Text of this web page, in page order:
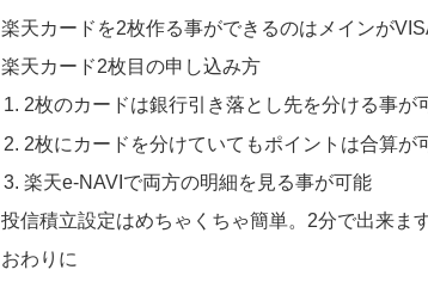
楽天カードを2枚作る事ができるのはメインが
楽天カード2枚目の申し込み方
2枚のカードは銀行引き落とし先を分ける事が
2枚にカードを分けていてもポイントは合算が
楽天e-NAVIで両方の明細を見る事が可能
投信積立設定はめちゃくちゃ簡単。2分で出来ます
おわりに